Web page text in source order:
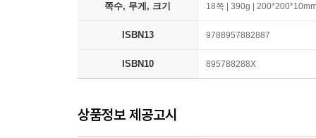
쪽수, 무게, 크기 18쪽 | 390g |
ISBN13 9788957882887
ISBN10 895788288X
상품정보 제공고시